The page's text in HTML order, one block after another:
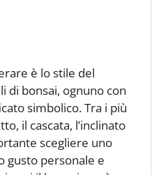
è lo stile del
di bonsai, ognuno con
simbolico. Tra i più
il cascata, l’inclinato
scegliere uno
gusto personale e